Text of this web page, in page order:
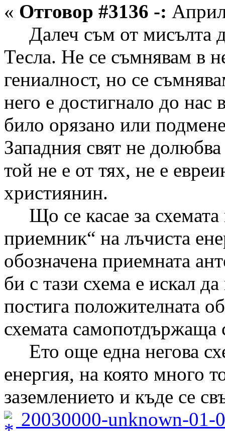
« Отговор #3136 -:
Далеч съм от мисълта
Тесла. Не се съмнявам в
гениалност, но се
него е достигнало до нас
било орязано или
Западния свят не
той не е от тях, не е
християнин.
Що се касае за схемата
приемник“ на лъчиста
обозначена приемната
би с тази схема е искал
постига положителната
схемата самопотдържаща
Ето още една негова
енергия, на която много
заземлението и къде се
20030000-unknown-01-